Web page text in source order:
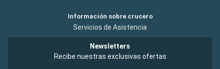
Información sobre crucero
Servicios de Asistencia
Newsletters
Recibe nuestras exclusivas ofertas